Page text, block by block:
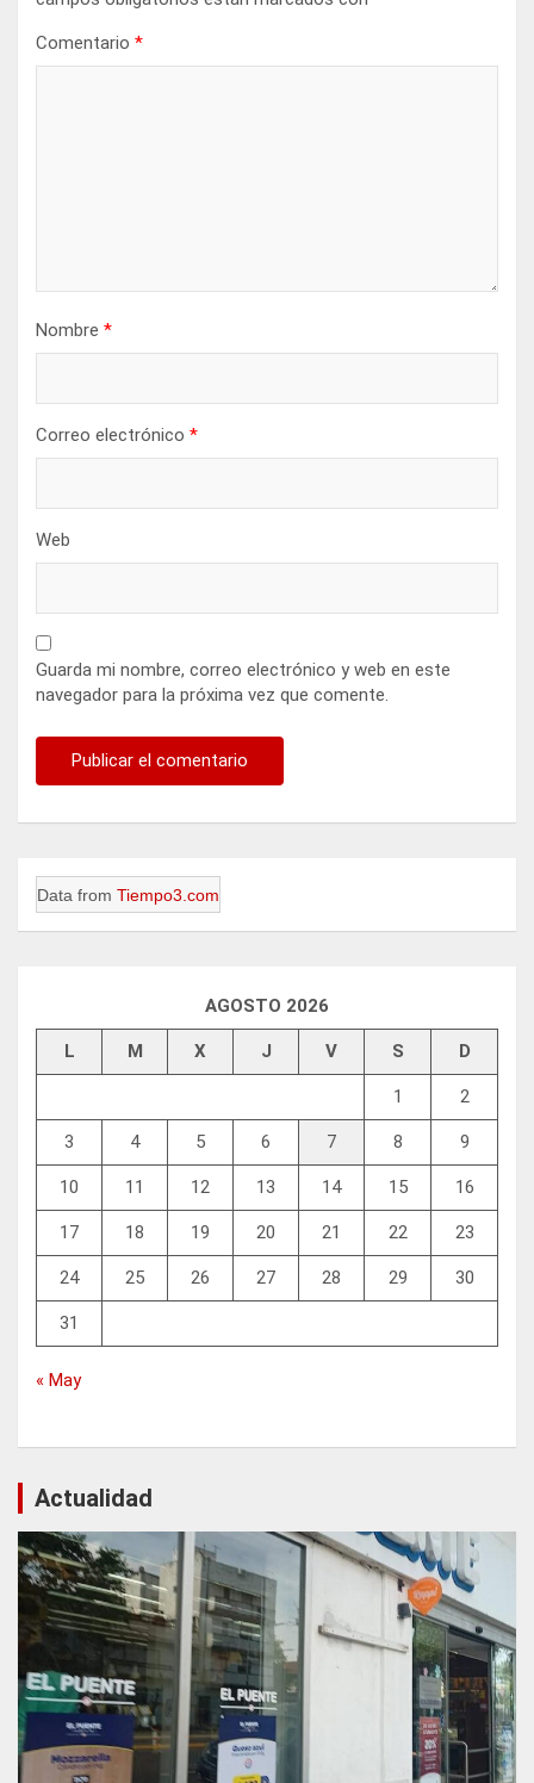
Comentario *
Nombre *
Correo electrónico *
Web
Guarda mi nombre, correo electrónico y web en este
navegador para la próxima vez que comente.
Data from Tiempo3.com
AGOSTO 2026
L M X J V S D
1 2
3 4 5 6 7 8 9
10 11 12 13 14 15 16
17 18 19 20 21 22 23
24 25 26 27 28 29 30
31
« May
Actualidad